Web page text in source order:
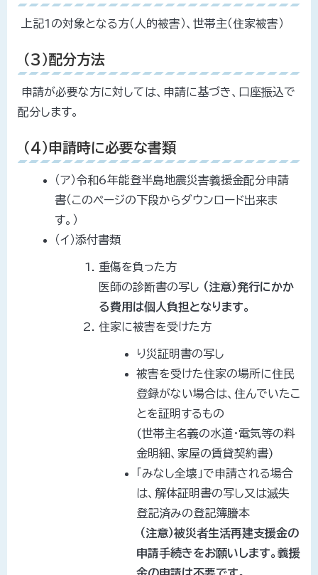
上記1の対象となる方（人的被害）、世帯主（住家被害）
（3）配分方法
申請が必要な方に対しては、申請に基づき、口座振込で
配分します。
（4）申請時に必要な書類
（ア）令和6年能登半島地震災害義援金配分申請
書（このページの下段からダウンロード出来ま
す。）
（イ）添付書類
重傷を負った方
医師の診断書の写し （注意）発行にかか
る費用は個人負担となります。
住家に被害を受けた方
り災証明書の写し
被害を受けた住家の場所に住民
登録がない場合は、住んでいたこ
とを証明するもの
(世帯主名義の水道・電気等の料
金明細、家屋の賃貸契約書)
「みなし全壊」で申請される場合
は、解体証明書の写し又は滅失
登記済みの登記簿謄本
（注意）被災者生活再建支援金の
申請手続きをお願いします。義援